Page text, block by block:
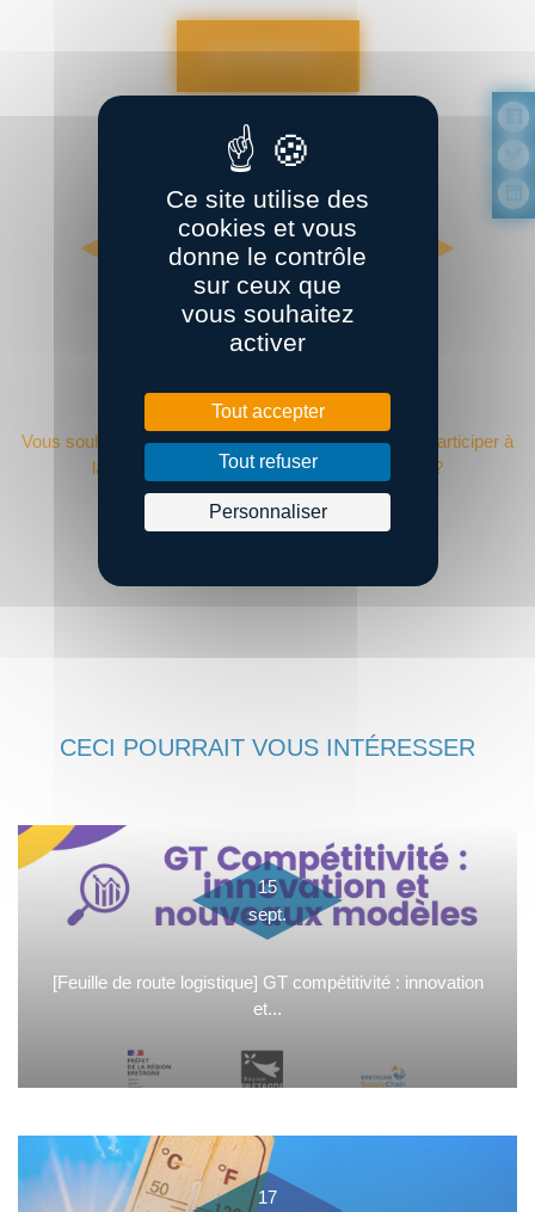
Je m’inscris !
DEVENIR ADHÉRENT ?
Vous souhaitez adhérer à Bretagne Supply Chain et participer à
la performance de la supply chain régionale ?
Devenir adhérent
CECI POURRAIT VOUS INTÉRESSER
15
sept.
[Feuille de route logistique] GT compétitivité : innovation
et...
17
Ce site utilise des
cookies et vous
donne le contrôle
sur ceux que
vous souhaitez
activer
Tout accepter
Tout refuser
Personnaliser